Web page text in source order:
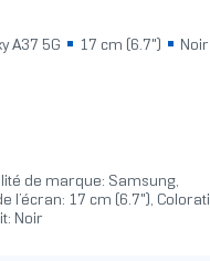
A37 5G 17 cm (6.7") Noir
de marque: Samsung,
l’écran: 17 cm (6.7"),
Noir